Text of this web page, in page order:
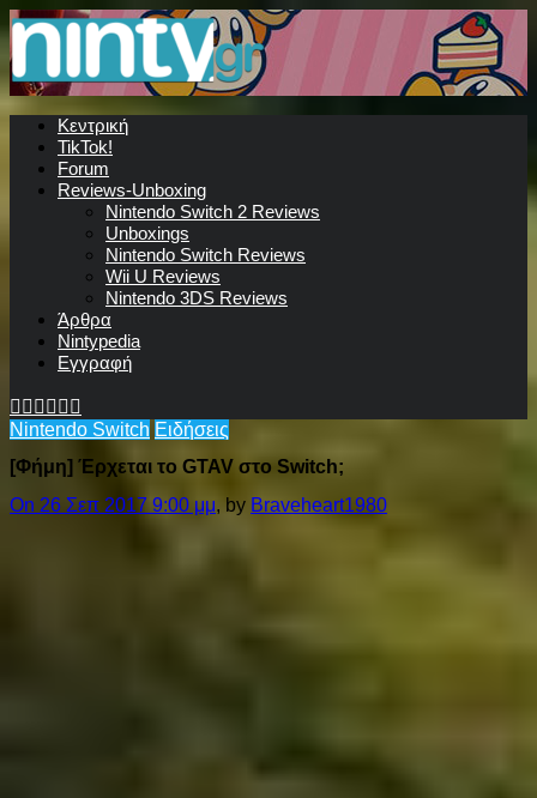
Κεντρική
TikTok!
Forum
Reviews-Unboxing
Nintendo Switch 2 Reviews
Unboxings
Nintendo Switch Reviews
Wii U Reviews
Nintendo 3DS Reviews
Άρθρα
Nintypedia
Εγγραφή
Nintendo Switch Ειδήσεις
[Φήμη] Έρχεται το GTAV στο Switch;
On 26 Σεπ 2017 9:00 μμ, by Braveheart1980